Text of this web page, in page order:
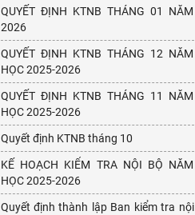
QUYẾT ĐỊNH KTNB THÁNG 01 NĂM
2026
QUYẾT ĐỊNH KTNB THÁNG 12 NĂM
HỌC 2025-2026
QUYẾT ĐỊNH KTNB THÁNG 11 NĂM
HỌC 2025-2026
Quyết định KTNB tháng 10
KẾ HOẠCH KIỂM TRA NỘI BỘ NĂM
HỌC 2025-2026
Quyết định thành lập Ban kiểm tra nội